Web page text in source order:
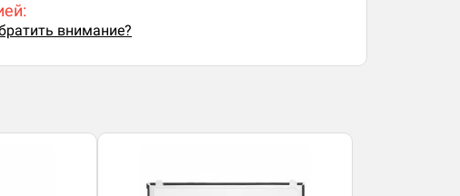
внимание?